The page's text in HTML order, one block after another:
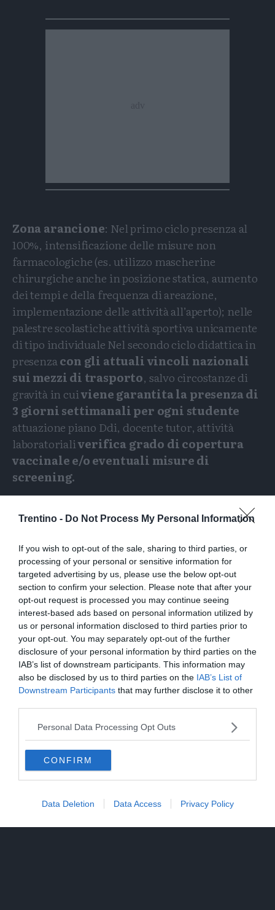
Trentino - Do Not Process My Personal Information
If you wish to opt-out of the sale, sharing to third parties, or
processing of your personal or sensitive information for
targeted advertising by us, please use the below opt-out
section to confirm your selection. Please note that after your
opt-out request is processed you may continue seeing
interest-based ads based on personal information utilized by
us or personal information disclosed to third parties prior to
your opt-out. You may separately opt-out of the further
disclosure of your personal information by third parties on the
IAB’s list of downstream participants. This information may
also be disclosed by us to third parties on the IAB’s List of
Downstream Participants that may further disclose it to other
Personal Data Processing Opt Outs
CONFIRM
Data Deletion Data Access Privacy Policy
Zona arancione: Nel primo ciclo presenza al
100%, intensificazione delle misure non
farmacologiche (es. utilizzo mascherine
chirurgiche anche in posizione statica, aumento
dei tempi e della frequenza di areazione,
implementazione delle attività all’aperto); nelle
palestre scolastiche attività sportiva unicamente
di tipo individuale Nel secondo ciclo didattica in
presenzacon gli attuali vincoli nazionali
sui mezzi di trasporto, salvo circostanze di
gravità in cuiviene garantita la presenza di
3 giorni settimanali per ogni studente
attuazione piano Ddi, docente tutor, attività
laboratorialiverifica grado di copertura
vaccinale e/o eventuali misure di
screening.
: Nel primo ciclo presenza al 100%
prevedendo accanto all’intensificazione delle
gruppi di 10-12 alunnicon rimodulazione del
tempo scuola e delle attività (Ddi laddove
necessario); verifica grado di copertura vaccinale
e/o eventuali misure di screening.Nel secondo
ciclo didattica in presenza con gli attuali vincoli
nazionali sui mezzi di trasporto, salvo
circostanze di gravità in cuiviene garantita la
presenza di almeno 2 giorni settimanali
per studenteattuazione piano Ddi, docente
copertura vaccinale e/o eventuali misure di
screening.
Piano Scuolaby Mara Deimichei